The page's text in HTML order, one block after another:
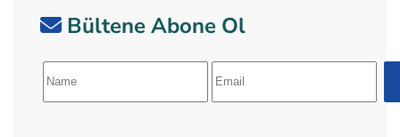
Bültene Abone Ol